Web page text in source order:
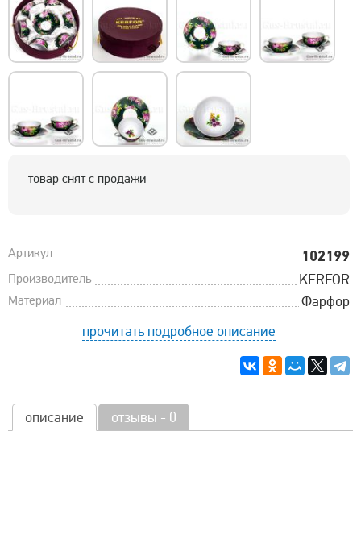
товар снят с продажи
Артикул 102199
Производитель KERFOR
Материал
Фарфор
прочитать подробное описание
описание отзывы - 0